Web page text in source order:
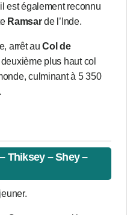
est également reconnu
Ramsarde l’Inde.
arrêt auCol de
deuxième plus haut col
culminant à 5 350
Thiksey – Shey –